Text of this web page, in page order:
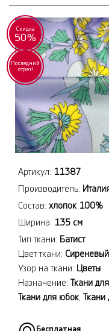
Скидка
50%
Последний
отрез!
Артикул: 11387
Производитель:
Состав: хлопок 100%
Ширина: 135 см
Тип ткани: Батист
Цвет ткани: Сиреневый
Узор на ткани: Цветы
Назначение: Ткани
Ткани для юбок Ткани
Бесплатная